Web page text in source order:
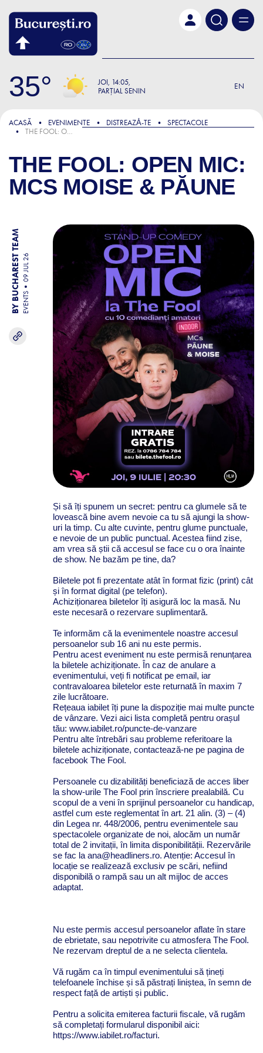
35 JOI 14:05
PARȚIAL SENIN
EN
ACASĂ EVENIMENTE DISTREAZǍ-TE
SPECTACOLE
THE FOOL: OPEN MIC: MCS MOISE & PĂUNE
THE FOOL: OPEN MIC:
MCS MOISE & PĂUNE
BY BUCHAREST TEAM EVENTS
09 JUL 26
Și să îți spunem un secret: pentru ca glumele să te
lovească bine avem nevoie ca tu să ajungi la show-
uri la timp. Cu alte cuvinte, pentru glume punctuale,
e nevoie de un public punctual. Acestea fiind zise,
am vrea să știi că accesul se face cu o ora înainte
de show. Ne bazăm pe tine, da?
Biletele pot fi prezentate atât în format fizic (print) cât
și în format digital (pe telefon).
Achiziționarea biletelor îți asigură loc la masă. Nu
este necesară o rezervare suplimentară.
Te informăm că la evenimentele noastre accesul
persoanelor sub 16 ani nu este permis.
Pentru acest eveniment nu este permisă renunțarea
la biletele achiziționate. În caz de anulare a
evenimentului, veți fi notificat pe email, iar
contravaloarea biletelor este returnată în maxim 7
zile lucrătoare.
Rețeaua iabilet îți pune la dispoziție mai multe puncte
de vânzare. Vezi aici lista completă pentru orașul
tău: www.iabilet.ro/puncte-de-vanzare
Pentru alte întrebări sau probleme referitoare la
biletele achiziționate, contactează-ne pe pagina de
facebook The Fool.
Persoanele cu dizabilități beneficiază de acces liber
la show-urile The Fool prin înscriere prealabilă. Cu
scopul de a veni în sprijinul persoanelor cu handicap,
astfel cum este reglementat în art. 21 alin. (3) – (4)
din Legea nr. 448/2006, pentru evenimentele sau
spectacolele organizate de noi, alocăm un număr
total de 2 invitații, în limita disponibilității. Rezervările
se fac la ana@headliners.ro. Atenție: Accesul în
locație se realizează exclusiv pe scări, nefiind
disponibilă o rampă sau un alt mijloc de acces
adaptat.
Nu este permis accesul persoanelor aflate în stare
de ebrietate, sau nepotrivite cu atmosfera The Fool.
Ne rezervam dreptul de a ne selecta clientela.
Vă rugăm ca în timpul evenimentului să țineți
telefoanele închise și să păstrați liniștea, în semn de
respect față de artiști și public.
Pentru a solicita emiterea facturii fiscale, vă rugăm
să completați formularul disponibil aici:
https://www.iabilet.ro/facturi.